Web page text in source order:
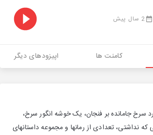
2 سال پیش
کامنت ها اپیزودهای دیگر
سرخ جامانده بر فنجان، یک خوشه انگور سرخ،
نداشتی، تعدادی از رمانها و مجموعه داستانهای